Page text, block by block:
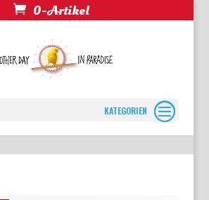
0-Artikel